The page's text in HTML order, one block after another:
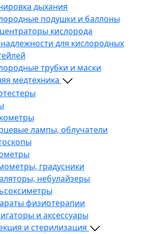
дыхания
подушки и баллоны
кислорода
для кислородных
трубки и маски
медтехника
лампы, облучатели
градусники
небулайзеры
физиотерапии
и аксессуары
и стерилизация